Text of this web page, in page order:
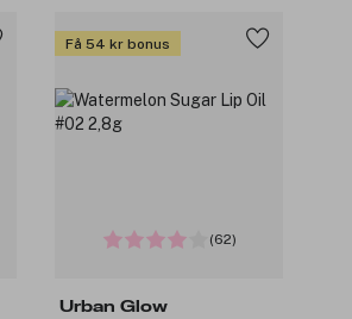
Få 54 kr bonus
(62)
Urban Glow